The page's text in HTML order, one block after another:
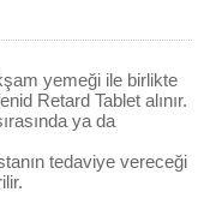
yemeği ile birlikte
Retard Tablet alınır.
ya da
tedaviye vereceği